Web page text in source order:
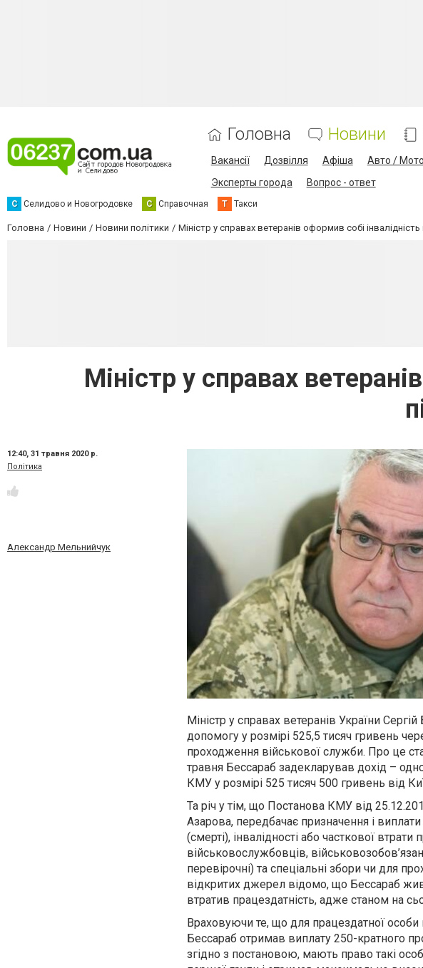
Головна Новини
Вакансії Дозвілля Афіша Авто / Мото
Эксперты города
Вопрос - ответ
С Селидово и Новогродовке С Справочная Т Такси
Головна Новини Новини політики Міністр у справах ветеранів оформив собі
Міністр у справах
12:40, 31 травня 2020 р.
Політика
Александр Мельнийчук
Міністр у справах ветеранів України
допомогу у розмірі 525,5 тисяч гривень
проходження військової служби. Про це
травня Бессараб задекларував дохід –
КМУ у розмірі 525 тисяч 500 гривень від
Та річ у тім, що Постанова КМУ від
Азарова, передбачає призначення і
(смерті), інвалідності або часткової
військовослужбовців,
перевірочні) та спеціальні збори чи для
відкритих джерел відомо, що Бессараб
втратив працездатність, адже станом на
Враховуючи те, що для працездатної
Бессараб отримав виплату 250-кратного
згідно з постановою, мають право такі